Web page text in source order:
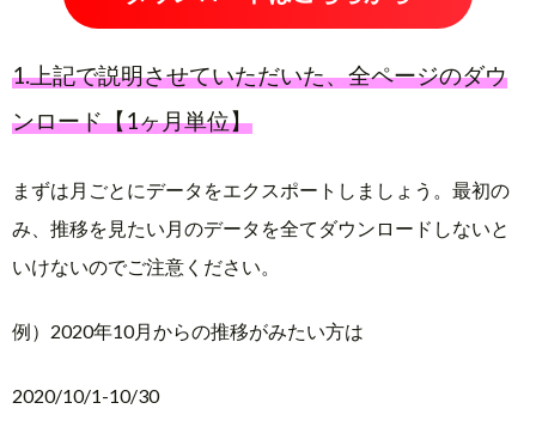
1.上記で説明させていただいた、全ページのダウ
ンロード【1ヶ月単位】
まずは月ごとにデータをエクスポートしましょう。最初の
み、推移を見たい月のデータを全てダウンロードしないと
いけないのでご注意ください。
例）2020年10月からの推移がみたい方は
2020/10/1-10/30